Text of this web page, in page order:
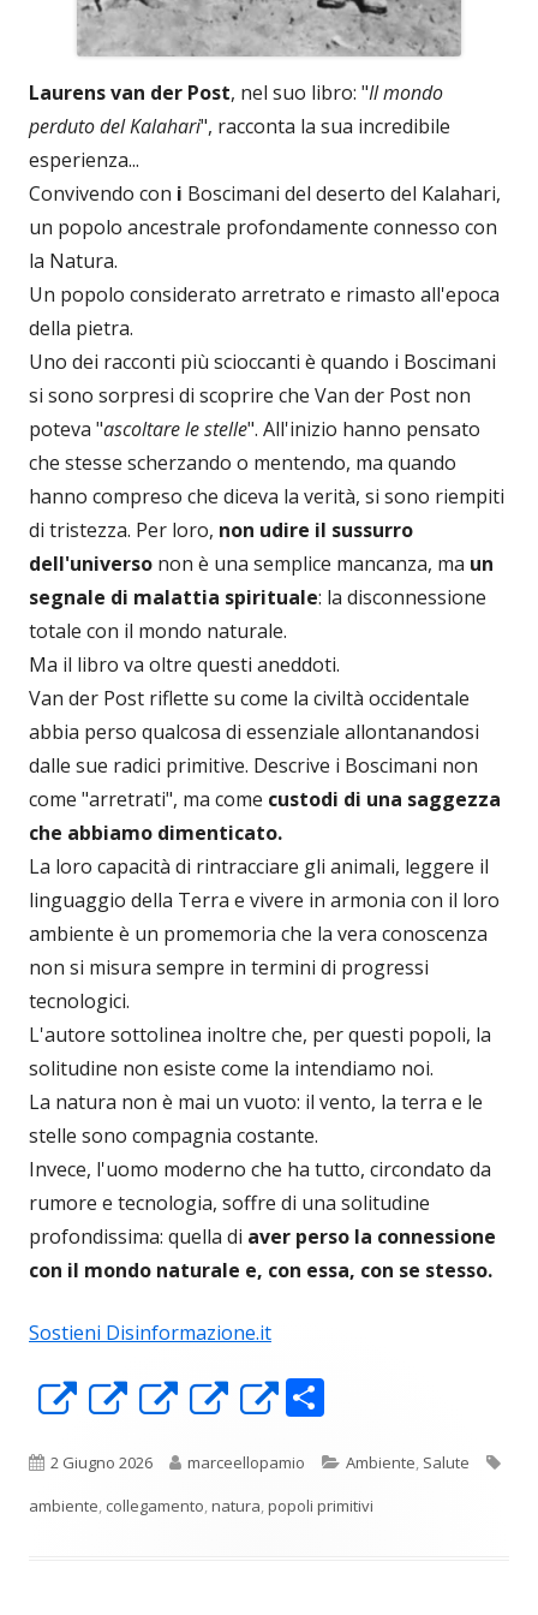
Laurens van der Post, nel suo libro: "Il mondo
perduto del Kalahari", racconta la sua incredibile
esperienza...
Convivendo con i Boscimani del deserto del Kalahari,
un popolo ancestrale profondamente connesso con
la Natura.
Un popolo considerato arretrato e rimasto all'epoca
della pietra.
Uno dei racconti più scioccanti è quando i Boscimani
si sono sorpresi di scoprire che Van der Post non
poteva "ascoltare le stelle". All'inizio hanno pensato
che stesse scherzando o mentendo, ma quando
hanno compreso che diceva la verità, si sono riempiti
di tristezza. Per loro, non udire il sussurro
dell'universo non è una semplice mancanza, ma un
segnale di malattia spirituale: la disconnessione
totale con il mondo naturale.
Ma il libro va oltre questi aneddoti.
Van der Post riflette su come la civiltà occidentale
abbia perso qualcosa di essenziale allontanandosi
dalle sue radici primitive. Descrive i Boscimani non
come "arretrati", ma come custodi di una saggezza
che abbiamo dimenticato.
La loro capacità di rintracciare gli animali, leggere il
linguaggio della Terra e vivere in armonia con il loro
ambiente è un promemoria che la vera conoscenza
non si misura sempre in termini di progressi
tecnologici.
L'autore sottolinea inoltre che, per questi popoli, la
solitudine non esiste come la intendiamo noi.
La natura non è mai un vuoto: il vento, la terra e le
stelle sono compagnia costante.
Invece, l'uomo moderno che ha tutto, circondato da
rumore e tecnologia, soffre di una solitudine
profondissima: quella di aver perso la connessione
con il mondo naturale e, con essa, con se stesso.
Sostieni Disinformazione.it
Apre
una
nuova
Apre
una
nuova
Apre
una
nuova
Apre
una
nuova
Apre
una
nuova
n
di
Pubblicato
2 Giugno 2026 Autore
marceellopamio Categorie
Ambiente, Salute
ambiente, collegamento,natura,popoli primitivi